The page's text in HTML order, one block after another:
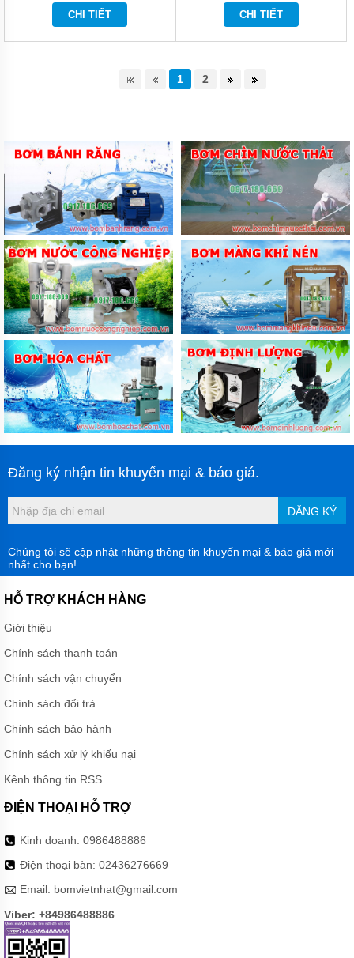
CHI TIẾT CHI TIẾT
1 2
Đăng ký nhận tin khuyến mại & báo giá.
ĐĂNG KÝ
Chúng tôi sẽ cập nhật những thông tin khuyến mại & báo giá mới
nhất cho bạn!
HỖ TRỢ KHÁCH HÀNG
Giới thiệu
Chính sách thanh toán
Chính sách vận chuyển
Chính sách đổi trả
Chính sách bảo hành
Chính sách xử lý khiếu nại
Kênh thông tin RSS
ĐIỆN THOẠI HỖ TRỢ
Kinh doanh: 0986488886
Điện thoại bàn: 02436276669
Email: bomvietnhat@gmail.com
Viber: +84986488886